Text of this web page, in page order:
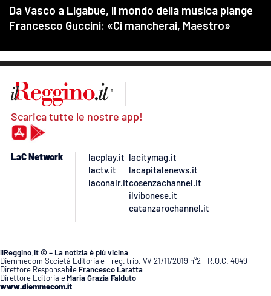
Scarica tutte le nostre app!
LaC Network
lacplay.it
lactv.it
laconair.it
lacitymag.it
lacapitalenews.it
cosenzachannel.it
ilvibonese.it
catanzarochannel.it
ilReggino.it © – La notizia è più vicina
Diemmecom Società Editoriale - reg. trib. VV 21/11/2019 n°2 - R.O.C. 4049
Direttore Responsabile Francesco Laratta
Direttore Editoriale Maria Grazia Falduto
www.diemmecom.it